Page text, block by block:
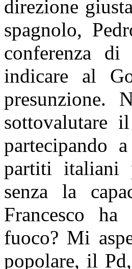
direzione
spagnolo,
conferenza
indicare al
presunzione.
sottovalutare
partecipando
partiti italiani
senza la
Francesco
fuoco? Mi
popolare, il